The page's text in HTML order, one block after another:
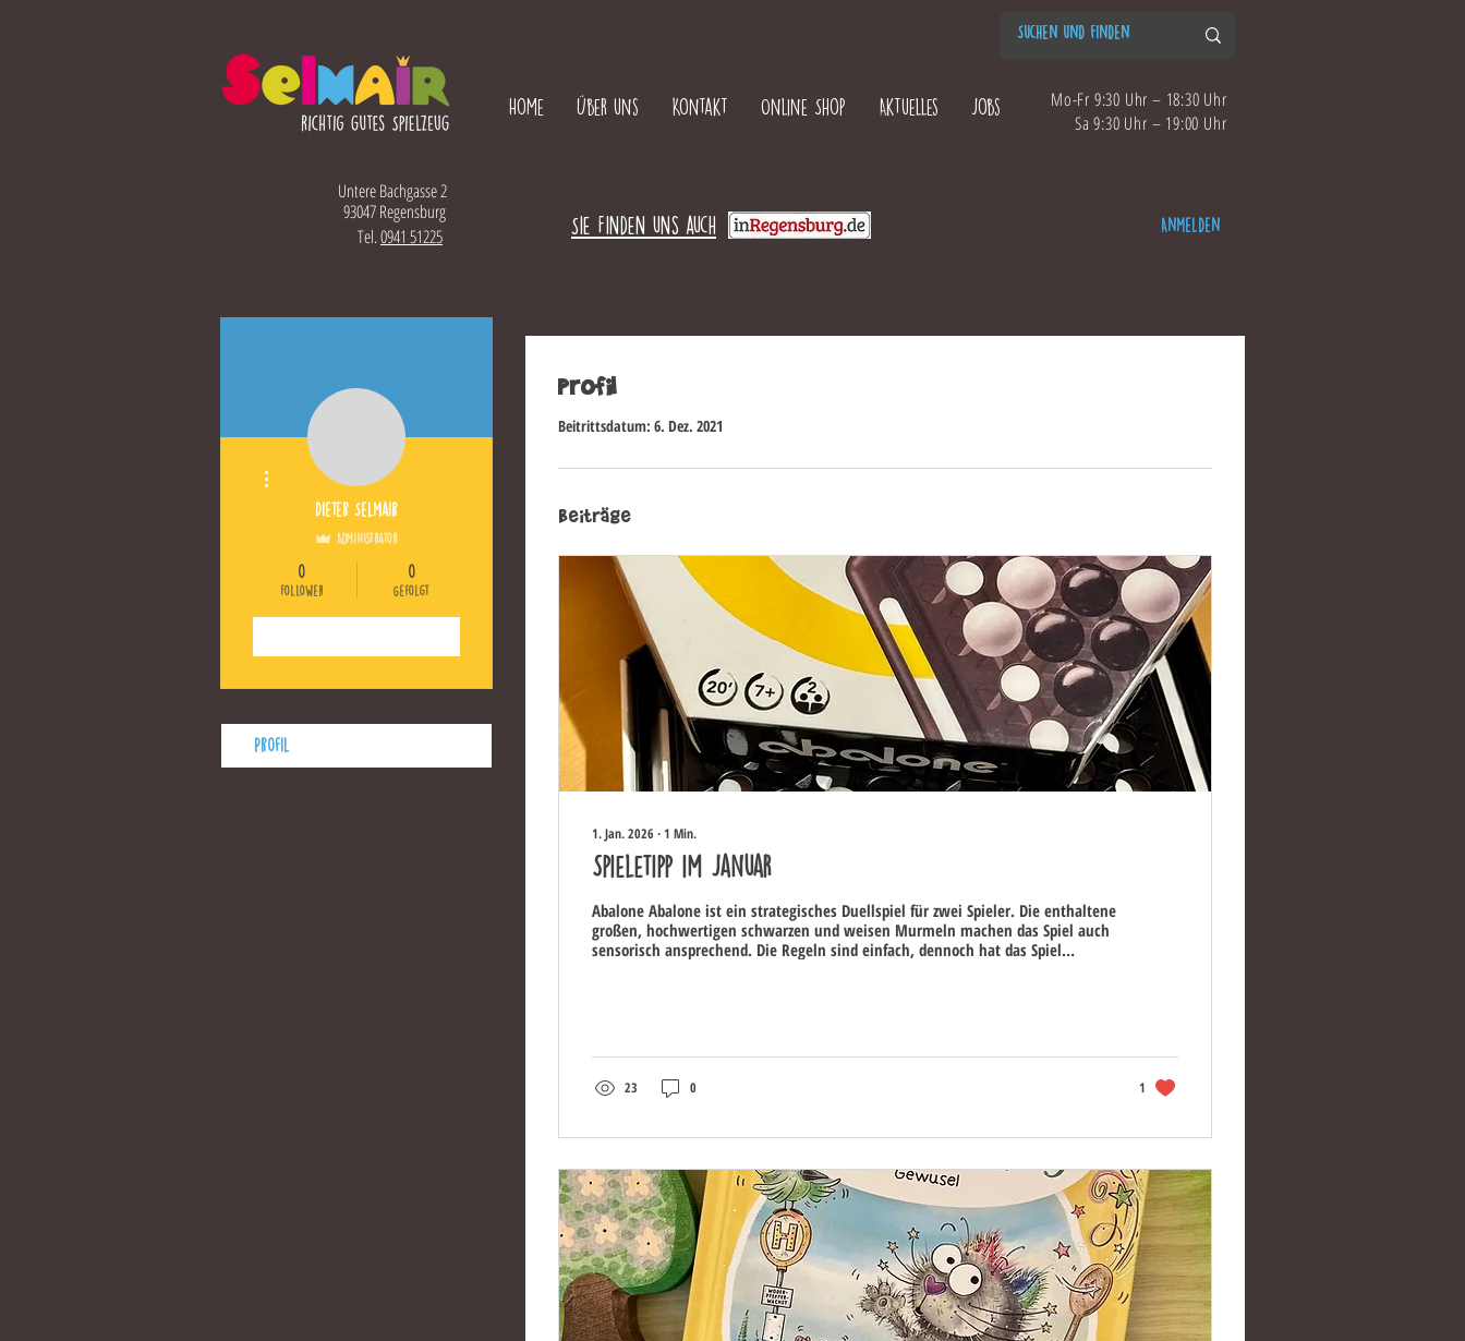
Home Über uns Kontakt Online Shop Aktuelles Jobs
Mo-Fr 9:30 Uhr – 18:30 Uhr
Sa 9:30 Uhr – 19:00 Uhr
93047 Regensburg
Tel.0941 51225
Untere Bachgasse 2
Sie finden uns auch Anmelden
Profil
Beitrittsdatum: 6. Dez. 2021
Beiträge
1. Jan. 2026 ∙1 Min.
Spieletipp im Januar
Abalone Abalone ist ein strategisches Duellspiel für zwei Spieler. Die enthaltene
großen, hochwertigen schwarzen und weisen Murmeln machen das Spiel auch
sensorisch ansprechend. Die Regeln sind einfach, dennoch hat das Spiel
23 0 1
Dieter Selmair
Administrator
0
Follower
0
Gefolgt
Weitere Optionen
Profil